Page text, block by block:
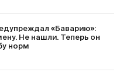
«Баварию»:
Не нашли. Теперь он
норм